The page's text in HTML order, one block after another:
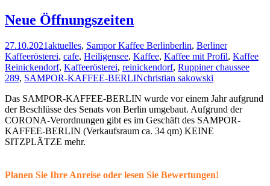
Neue Öffnungszeiten
27.10.2021aktuelles, Sampor Kaffee Berlinberlin, Berliner
Kaffeerösterei, cafe, Heiligensee, Kaffee, Kaffee mit Profil, Kaffee
Reinickendorf, Kaffeerösterei, reinickendorf, Ruppiner chaussee
289, SAMPOR-KAFFEE-BERLINchristian sakowski
Das SAMPOR-KAFFEE-BERLIN wurde vor einem Jahr aufgrund
der Beschlüsse des Senats von Berlin umgebaut. Aufgrund der
CORONA-Verordnungen gibt es im Geschäft des SAMPOR-
KAFFEE-BERLIN (Verkaufsraum ca. 34 qm) KEINE
SITZPLÄTZE mehr.
Planen Sie Ihre Anreise oder lesen Sie Bewertungen!